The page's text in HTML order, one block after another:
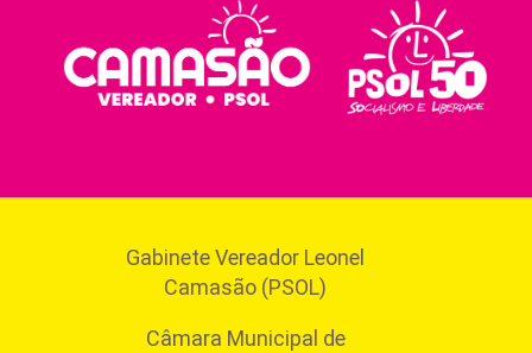
Gabinete Vereador Leonel
Camasão (PSOL)
Câmara Municipal de